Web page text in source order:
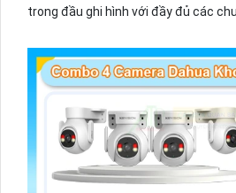
trong đầu ghi hình với đầy đủ các
có màu vào ban đêm